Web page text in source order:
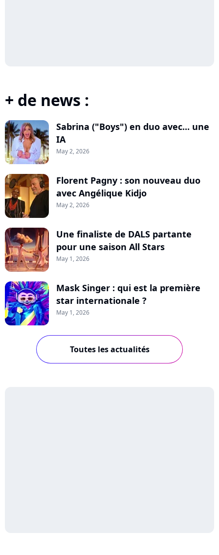
+ de news :
Sabrina ("Boys") en duo avec... une
IA
May 2, 2026
Florent Pagny : son nouveau duo
avec Angélique Kidjo
May 2, 2026
Une finaliste de DALS partante
pour une saison All Stars
May 1, 2026
Mask Singer : qui est la première
star internationale ?
May 1, 2026
Toutes les actualités